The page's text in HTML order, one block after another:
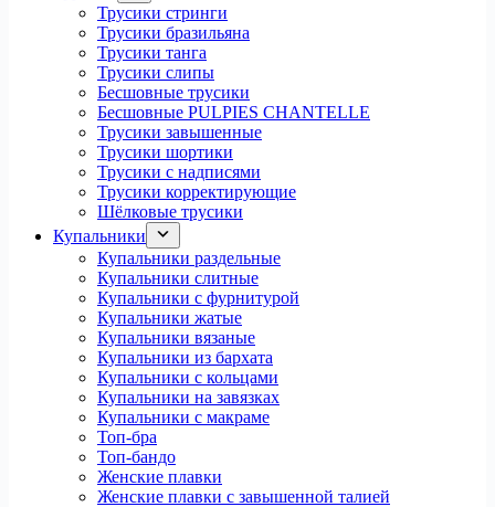
Трусики стринги
Трусики бразильяна
Трусики танга
Трусики слипы
Бесшовные трусики
Бесшовные PULPIES CHANTELLE
Трусики завышенные
Трусики шортики
Трусики с надписями
Трусики корректирующие
Шёлковые трусики
Купальники
Купальники раздельные
Купальники слитные
Купальники с фурнитурой
Купальники жатые
Купальники вязаные
Купальники из бархата
Купальники с кольцами
Купальники на завязках
Купальники с макраме
Топ-бра
Топ-бандо
Женские плавки
Женские плавки с завышенной талией